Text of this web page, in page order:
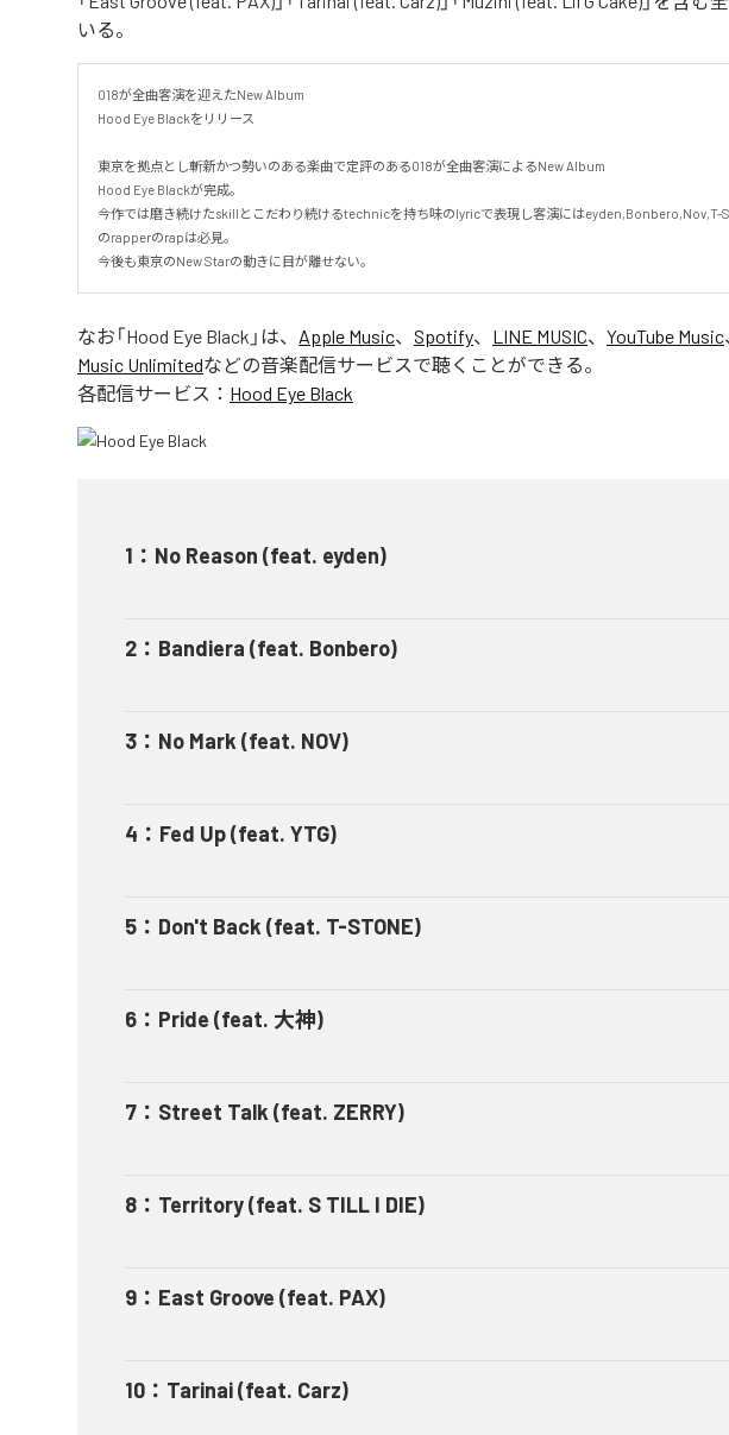
いる。
018が全曲客演を迎えたNew Album
Hood Eye Blackをリリース
東京を拠点とし斬新かつ勢いのある楽曲で定評のある018が全曲客演によるNew Album
Hood Eye Blackが完成。
今作では磨き続けたskillとこだわり続けるtechnicを持ち味のlyricで表現し客演にはeyden,Bonbero,Nov,T-
のrapperのrapは必見。
今後も東京のNew Starの動きに目が離せない。
なお「Hood Eye Black 」は、 Apple Music、 Spotify、 LINE MUSIC、 YouTube Music
Music Unlimitedなどの音楽配信サービスで聴くことができる。
各配信サービス： Hood Eye Black
1 ： No Reason (feat. eyden)
2 ： Bandiera (feat. Bonbero)
3 ： No Mark (feat. NOV)
4 ： Fed Up (feat. YTG)
5 ： Don't Back (feat. T-STONE)
6 ： Pride (feat. 大神)
7 ： Street Talk (feat. ZERRY)
8 ： Territory (feat. S TILL I DIE)
9 ： East Groove (feat. PAX)
10 ： Tarinai (feat. Carz)